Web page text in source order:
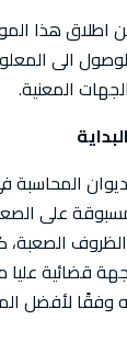
هذا
الى
المعنية.
على
الصعبة،
قضائية عليا
لأفضل